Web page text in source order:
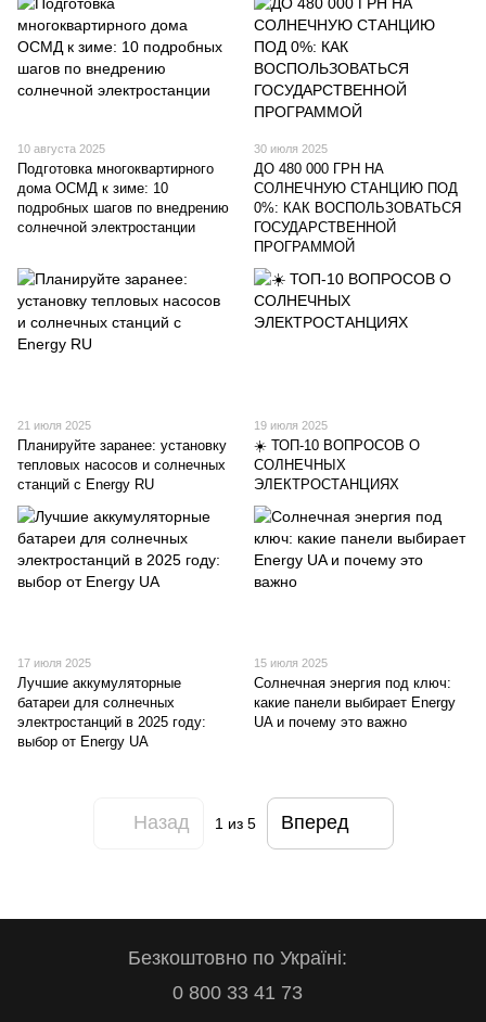
10 августа 2025
Подготовка многоквартирного
дома ОСМД к зиме: 10
подробных шагов по внедрению
солнечной электростанции
30 июля 2025
ДО 480 000 ГРН НА
СОЛНЕЧНУЮ СТАНЦИЮ ПОД
0%: КАК ВОСПОЛЬЗОВАТЬСЯ
ГОСУДАРСТВЕННОЙ
ПРОГРАММОЙ
21 июля 2025
Планируйте заранее: установку
тепловых насосов и солнечных
станций с Energy RU
19 июля 2025
☀️ ТОП-10 ВОПРОСОВ О
СОЛНЕЧНЫХ
ЭЛЕКТРОСТАНЦИЯХ
17 июля 2025
Лучшие аккумуляторные
батареи для солнечных
электростанций в 2025 году:
выбор от Energy UA
15 июля 2025
Солнечная энергия под ключ:
какие панели выбирает Energy
UA и почему это важно
Назад 1 из 5 Вперед
Безкоштовно по Україні:
0 800 33 41 73